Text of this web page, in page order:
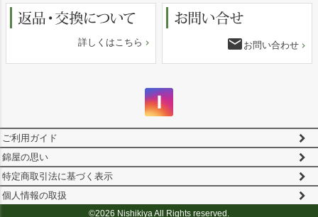
詳しくはこちら email お問い合わせ
ご利用ガイド
錦屋の思い
特定商取引法に基づく表示
個人情報の取扱
©2026 Nishikiya All Rights reserved.